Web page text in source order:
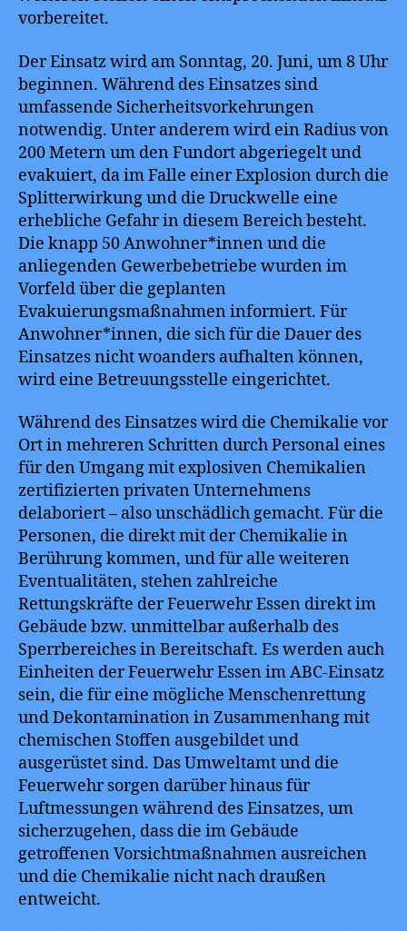
vorbereitet.
Der Einsatz wird am Sonntag, 20. Juni, um 8 Uhr
beginnen. Während des Einsatzes sind
umfassende Sicherheitsvorkehrungen
notwendig. Unter anderem wird ein Radius von
200 Metern um den Fundort abgeriegelt und
evakuiert, da im Falle einer Explosion durch die
Splitterwirkung und die Druckwelle eine
erhebliche Gefahr in diesem Bereich besteht.
Die knapp 50 Anwohner*innen und die
anliegenden Gewerbebetriebe wurden im
Vorfeld über die geplanten
Evakuierungsmaßnahmen informiert. Für
Anwohner*innen, die sich für die Dauer des
Einsatzes nicht woanders aufhalten können,
wird eine Betreuungsstelle eingerichtet.
Während des Einsatzes wird die Chemikalie vor
Ort in mehreren Schritten durch Personal eines
für den Umgang mit explosiven Chemikalien
zertifizierten privaten Unternehmens
delaboriert – also unschädlich gemacht. Für die
Personen, die direkt mit der Chemikalie in
Berührung kommen, und für alle weiteren
Eventualitäten, stehen zahlreiche
Rettungskräfte der Feuerwehr Essen direkt im
Gebäude bzw. unmittelbar außerhalb des
Sperrbereiches in Bereitschaft. Es werden auch
Einheiten der Feuerwehr Essen im ABC-Einsatz
sein, die für eine mögliche Menschenrettung
und Dekontamination in Zusammenhang mit
chemischen Stoffen ausgebildet und
ausgerüstet sind. Das Umweltamt und die
Feuerwehr sorgen darüber hinaus für
Luftmessungen während des Einsatzes, um
sicherzugehen, dass die im Gebäude
getroffenen Vorsichtmaßnahmen ausreichen
und die Chemikalie nicht nach draußen
entweicht.